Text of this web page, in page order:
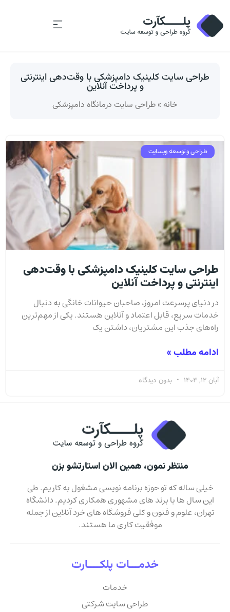
طراحی سایت کلینیک دامپزشکی با وقت‌دهی اینترنتی
و پرداخت آنلاین
خانه » طراحی سایت درمانگاه دامپزشکی
طراحی و توسعه وبسایت
طراحی سایت کلینیک دامپزشکی با وقت‌دهی
اینترنتی و پرداخت آنلاین
در دنیای پرسرعت امروز، صاحبان حیوانات خانگی به دنبال
خدمات سریع، قابل اعتماد و آنلاین هستند. یکی از مهم‌ترین
راه‌های جذب این مشتریان، داشتن یک
ادامه مطلب »
آبان 12, 1404 بدون دیدگاه
منتظر نمون، همین الان استارتشو بزن
خیلی ساله که تو حوزه برنامه نویسی مشغول به کاریم. طی
این سال ها با برند های مشهوری همکاری کردیم. دانشگاه
تهران، علوم و فنون و کلی فروشگاه های خرد آنلاین از جمله
موفقیت کاری ما هستند.
خدمـــات پلکــــارت
خدمات
طراحی سایت شرکتی